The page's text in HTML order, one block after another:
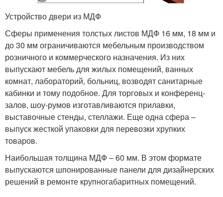
Устройство двери из МДФ
Сферы применения толстых листов МДФ 16 мм, 18 мм и
до 30 мм ограничиваются мебельным производством
розничного и коммерческого назначения. Из них
выпускают мебель для жилых помещений, ванных
комнат, лабораторий, больниц, возводят санитарные
кабинки и тому подобное. Для торговых и конференц-
залов, шоу-румов изготавливаются прилавки,
выставочные стенды, стеллажи. Еще одна сфера –
выпуск жесткой упаковки для перевозки хрупких
товаров.
Наибольшая толщина МДФ – 60 мм. В этом формате
выпускаются шпонированные панели для дизайнерских
решений в ремонте крупногабаритных помещений.